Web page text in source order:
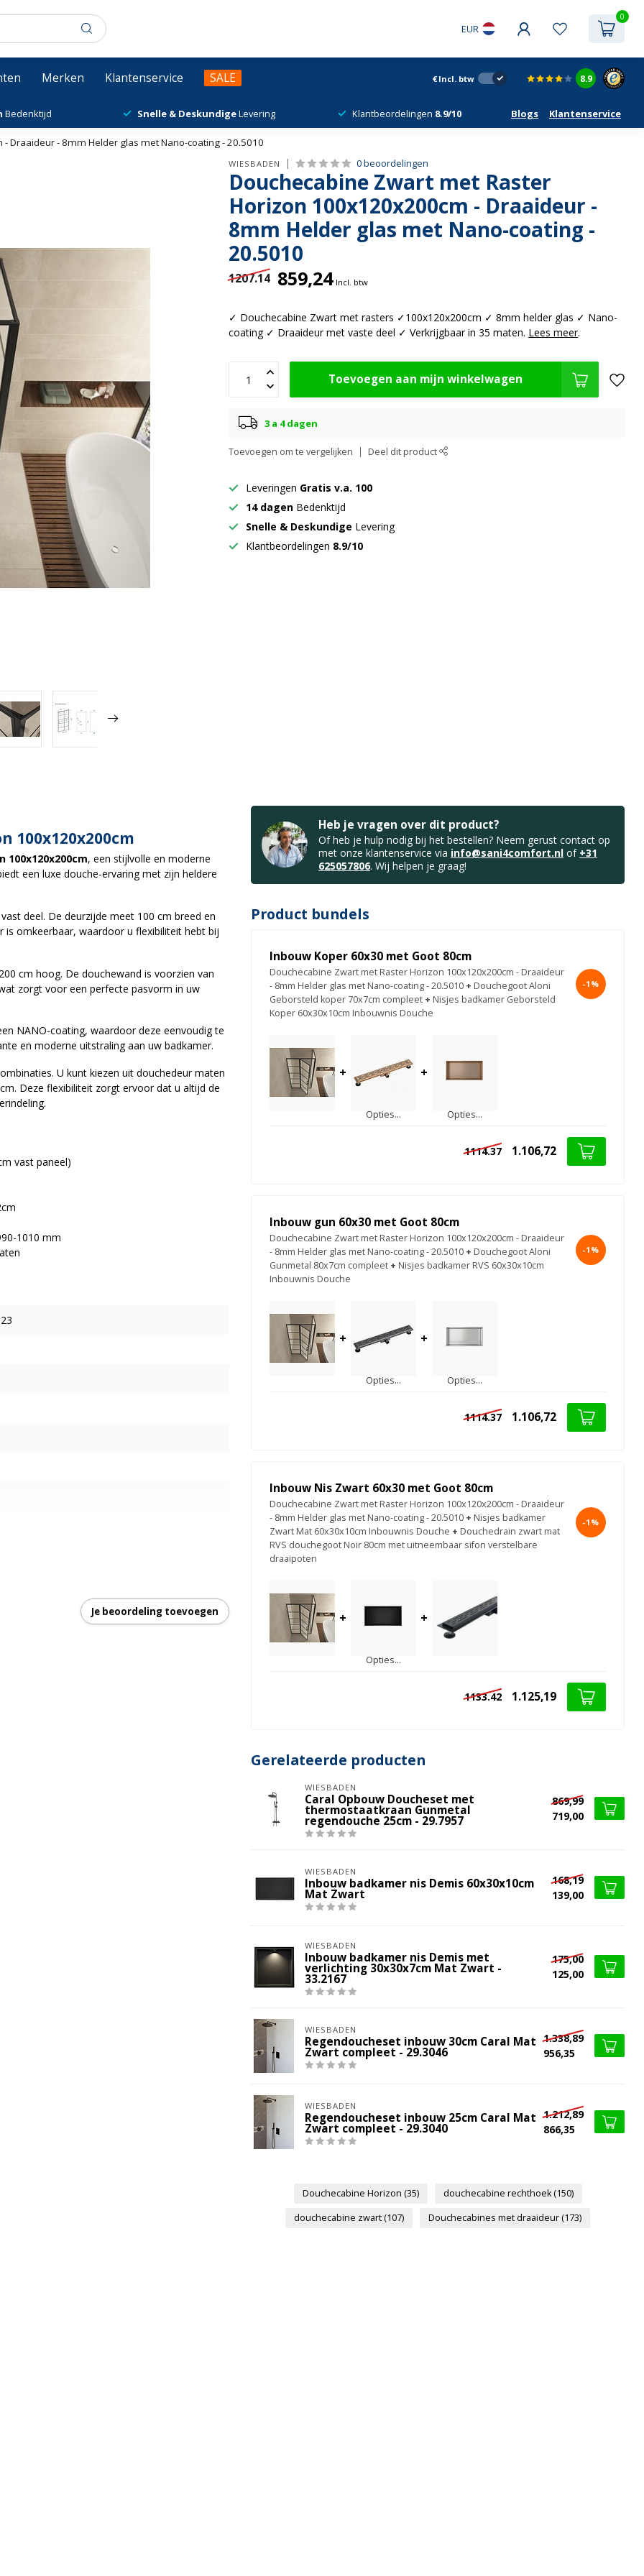
EUR
0
Merken Klantenservice SALE € Incl. btw 8.9
Bedenktijd Snelle & DeskundigeLevering Klantbeordelingen 8.9/10 Blogs Klantenservice
Draaideur - 8mm Helder glas met Nano-coating - 20.5010
WIESBADEN 0 beoordelingen
Douchecabine Zwart met Raster
Horizon 100x120x200cm - Draaideur -
8mm Helder glas met Nano-coating -
20.5010
1207.14 859,24 Incl. btw
✓ Douchecabine Zwart met rasters ✓100x120x200cm ✓ 8mm helder glas ✓ Nano-
coating ✓ Draaideur met vaste deel ✓ Verkrijgbaar in 35 maten. Lees meer.
Toevoegen aan mijn winkelwagen
3 a 4 dagen
Toevoegen om te vergelijken Deel dit product
Leveringen Gratis v.a. 100
14 dagen Bedenktijd
Snelle & Deskundige Levering
Klantbeordelingen 8.9/10
100x120x200cm
, een stijlvolle en moderne
een luxe douche-ervaring met zijn heldere
deel. De deurzijde meet 100 cm breed en
is omkeerbaar, waardoor u flexibiliteit hebt bij
cm hoog. De douchewand is voorzien van
zorgt voor een perfecte pasvorm in uw
NANO-coating, waardoor deze eenvoudig te
en moderne uitstraling aan uw badkamer.
U kunt kiezen uit douchedeur maten
Deze flexibiliteit zorgt ervoor dat u altijd de
vast paneel)
1010 mm
Je beoordeling toevoegen
Heb je vragen over dit product?
Of heb je hulp nodig bij het bestellen? Neem gerust contact op
met onze klantenservice via info@sani4comfort.nl of +31
625057806. Wij helpen je graag!
Product bundels
Inbouw Koper 60x30 met Goot 80cm
Douchecabine Zwart met Raster Horizon 100x120x200cm - Draaideur
- 8mm Helder glas met Nano-coating - 20.5010 + Douchegoot Aloni
Geborsteld koper 70x7cm compleet + Nisjes badkamer Geborsteld
Koper 60x30x10cm Inbouwnis Douche
-1%
+
Opties...
+
Opties...
1114.37 1.106,72
Inbouw gun 60x30 met Goot 80cm
Douchecabine Zwart met Raster Horizon 100x120x200cm - Draaideur
- 8mm Helder glas met Nano-coating - 20.5010 + Douchegoot Aloni
Gunmetal 80x7cm compleet + Nisjes badkamer RVS 60x30x10cm
Inbouwnis Douche
-1%
+
Opties...
+
Opties...
1114.37 1.106,72
Inbouw Nis Zwart 60x30 met Goot 80cm
Douchecabine Zwart met Raster Horizon 100x120x200cm - Draaideur
- 8mm Helder glas met Nano-coating - 20.5010 + Nisjes badkamer
Zwart Mat 60x30x10cm Inbouwnis Douche + Douchedrain zwart mat
RVS douchegoot Noir 80cm met uitneembaar sifon verstelbare
draaipoten
-1%
+
Opties...
+
1133.42 1.125,19
Gerelateerde producten
WIESBADEN
Caral Opbouw Doucheset met
thermostaatkraan Gunmetal
regendouche 25cm - 29.7957
869,99
719,00
WIESBADEN
Inbouw badkamer nis Demis 60x30x10cm
Mat Zwart
168,19
139,00
WIESBADEN
Inbouw badkamer nis Demis met
verlichting 30x30x7cm Mat Zwart -
33.2167
175,00
125,00
WIESBADEN
Regendoucheset inbouw 30cm Caral Mat
Zwart compleet - 29.3046
1.338,89
956,35
WIESBADEN
Regendoucheset inbouw 25cm Caral Mat
Zwart compleet - 29.3040
1.212,89
866,35
Douchecabine Horizon (35) douchecabine rechthoek(150)
douchecabine zwart(107) Douchecabines met draaideur(173)